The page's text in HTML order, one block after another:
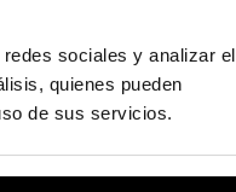
sociales y analizar el
quienes pueden
de sus servicios.